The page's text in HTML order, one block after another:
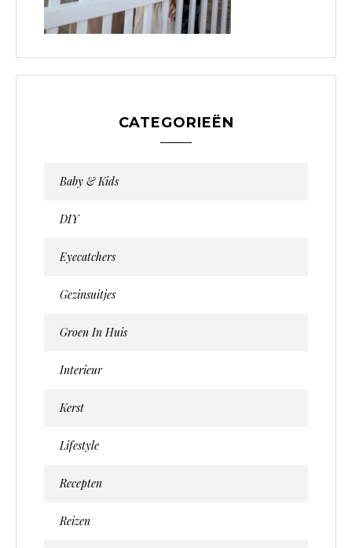
CATEGORIEËN
Baby & Kids
DIY
Eyecatchers
Gezinsuitjes
Groen In Huis
Interieur
Kerst
Lifestyle
Recepten
Reizen